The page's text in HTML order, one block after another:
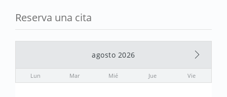
Reserva una cita
agosto 2026
Lun Mar Mié Jue Vie